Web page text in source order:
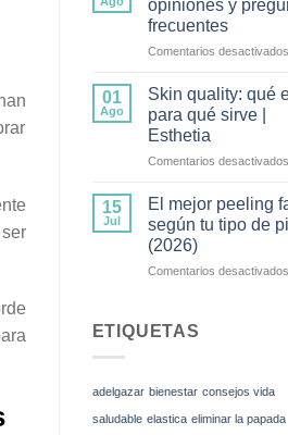
y
opiniones y
frecuentes
Comentarios desactivados
01
Ago
Skin quality: qué
para qué sirve |
Esthetia
Comentarios desactivados
15
Jul
El mejor peeling
según tu tipo de
(2026)
Comentarios desactivados
ETIQUETAS
adelgazar bienestar consejos vida
saludable elastica eliminar la papada